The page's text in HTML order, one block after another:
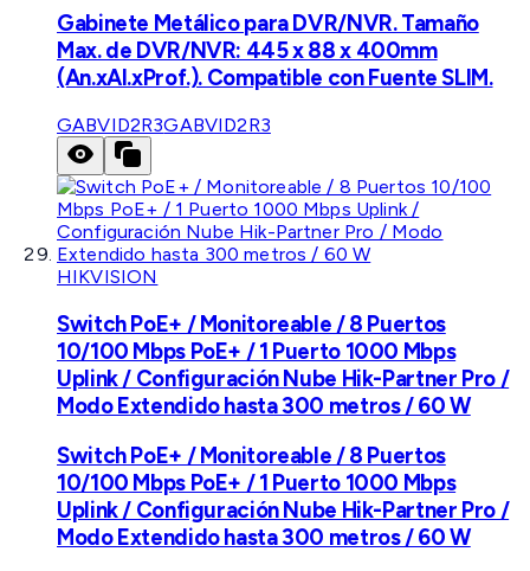
Gabinete Metálico para DVR/NVR. Tamaño
Max. de DVR/NVR: 445 x 88 x 400mm
(An.xAl.xProf.). Compatible con Fuente SLIM.
GABVID2R3GABVID2R3
HIKVISION
Switch PoE+ / Monitoreable / 8 Puertos
10/100 Mbps PoE+ / 1 Puerto 1000 Mbps
Uplink / Configuración Nube Hik-Partner Pro /
Modo Extendido hasta 300 metros / 60 W
Switch PoE+ / Monitoreable / 8 Puertos
10/100 Mbps PoE+ / 1 Puerto 1000 Mbps
Uplink / Configuración Nube Hik-Partner Pro /
Modo Extendido hasta 300 metros / 60 W